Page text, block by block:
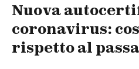
Nuova
coronavirus:
rispetto al